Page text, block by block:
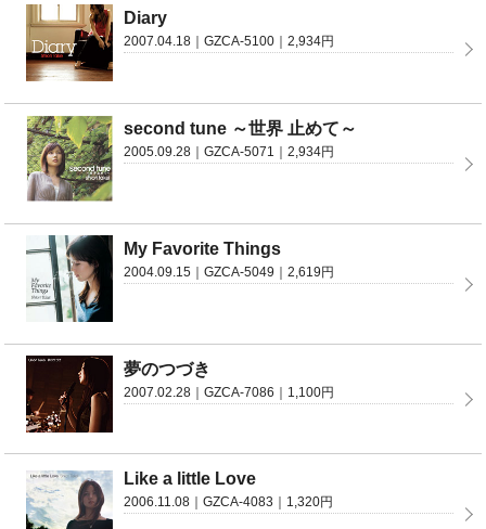
Diary
2007.04.18｜GZCA-5100｜2,934円
second tune ～世界 止めて～
2005.09.28｜GZCA-5071｜2,934円
My Favorite Things
2004.09.15｜GZCA-5049｜2,619円
夢のつづき
2007.02.28｜GZCA-7086｜1,100円
Like a little Love
2006.11.08｜GZCA-4083｜1,320円